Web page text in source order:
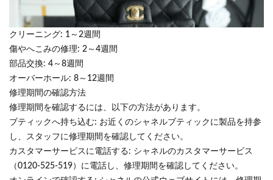
クリーニング: 1～2週間
傷やへこみの修理: 2～4週間
部品交換: 4～8週間
オーバーホール: 8～12週間
修理期間の確認方法
修理期間を確認するには、以下の方法があります。
ブティックへ持ち込む: お近くのシャネルブティックに製品を持参
し、スタッフに修理期間を確認してください。
カスタマーサービスに電話する: シャネルのカスタマーサービス
（0120-525-519）に電話し、修理期間を確認してください。